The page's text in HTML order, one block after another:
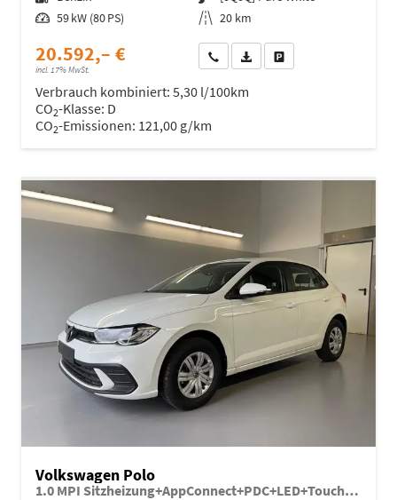
Leistung 59 kW (80 PS) Kilometerstand 20 km
20.592,– €
incl. 17% MwSt.
Wir rufen Sie anFahrzeugexposé (PDF)
Verbrauch kombiniert: 5,30 l/100km
CO2-Klasse: D
CO2-Emissionen: 121,00 g/km
Volkswagen Polo
1.0 MPI Sitzheizung+AppConnect+PDC+LED+Touch+Lichtsensor+MultiLenkrad